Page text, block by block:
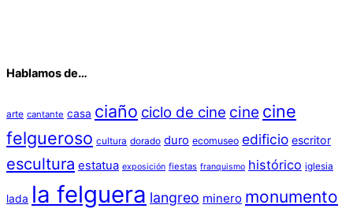
Hablamos de…
arte cantante casa ciaño ciclo de cine cine cine
felgueroso cultura dorado duro ecomuseo edificio escritor
escultura estatua exposición fiestas franquismo histórico iglesia
lada la felguera langreo minero monumento